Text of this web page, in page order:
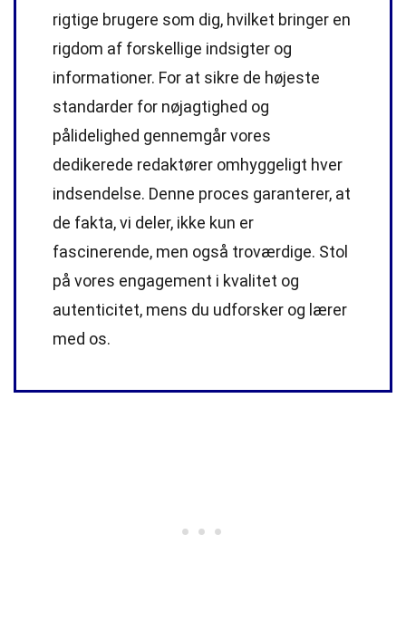
rigtige brugere som dig, hvilket bringer en
rigdom af forskellige indsigter og
informationer. For at sikre de højeste
standarder for nøjagtighed og
pålidelighed gennemgår vores
dedikerede redaktører omhyggeligt hver
indsendelse. Denne proces garanterer, at
de fakta, vi deler, ikke kun er
fascinerende, men også troværdige. Stol
på vores engagement i kvalitet og
autenticitet, mens du udforsker og lærer
med os.